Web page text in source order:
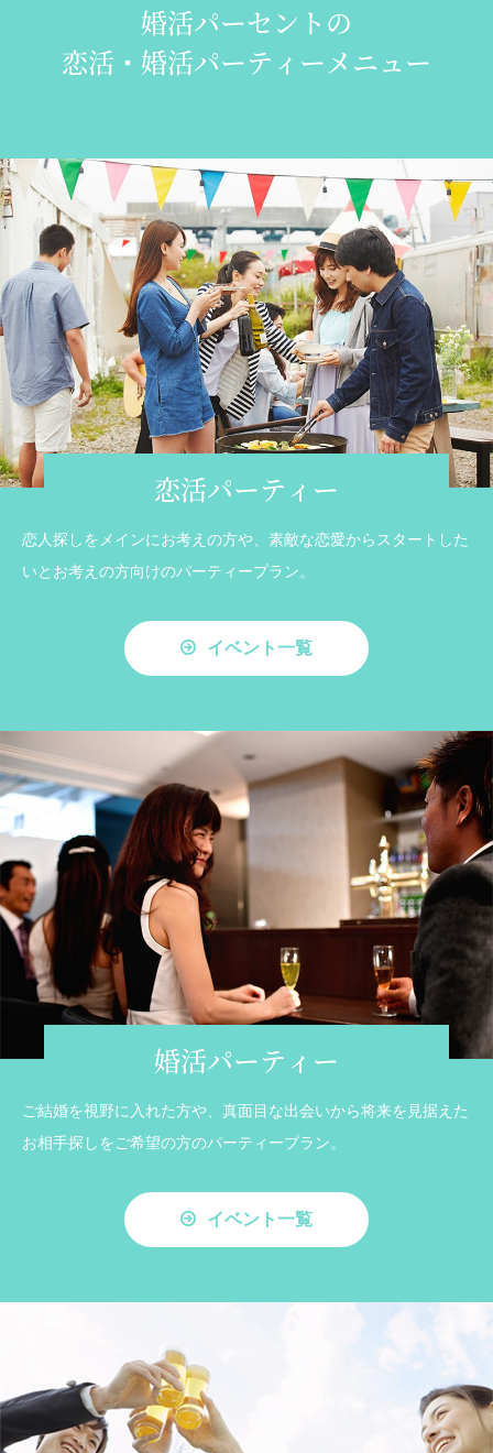
婚活パーセントの
恋活・婚活パーティーメニュー
恋活パーティー
恋人探しをメインにお考えの方や、素敵な恋愛からスタートした
いとお考えの方向けのパーティープラン。
イベント一覧
婚活パーティー
ご結婚を視野に入れた方や、真面目な出会いから将来を見据えた
お相手探しをご希望の方のパーティープラン。
イベント一覧